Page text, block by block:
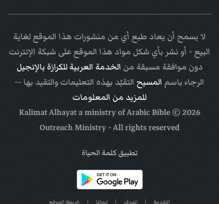
لا يسمح أن يعاد طبع أي من منشورات هذا الموقع لغاية
البيع - أو نشر بأي شكل مواد هذا الموقع على شبكة الإنترنت
دون موافقة مسبقة من الخدمة العربية للكرازة بالإنجيل
الرجاء باسم المسيح التقيّد بهذه التعليمات والتقيد بها --
للمزيد من المعلومات
2026
© Kalimat Alhayat a ministry of
Arabic Bible
Outreach Ministry- All rights reserved
تطبيق كلمة الحياة
التقدمة | الهدف | إيماننا | خريطة الموقع